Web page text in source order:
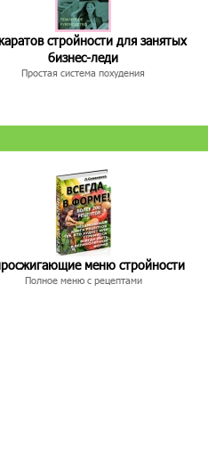
стройности для занятых
бизнес-леди
Простая система похудения
меню стройности
Полное меню с рецептами